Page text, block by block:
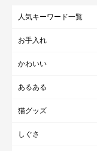
人気キーワード一覧
お手入れ
かわいい
あるある
猫グッズ
しぐさ